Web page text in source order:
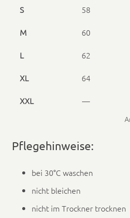
S
58
M 60
L 62
XL 64
XXL —
Pflegehinweise:
bei 30°C waschen
nicht ble­ichen
nicht im Trock­n­er trock­nen